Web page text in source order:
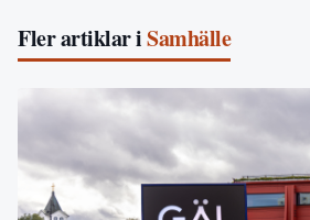
Fler artiklar iSamhälle